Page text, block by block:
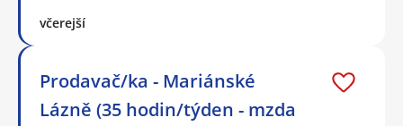
včerejší
Prodavač/ka - Mariánské
Lázně (35 hodin/týden - mzda